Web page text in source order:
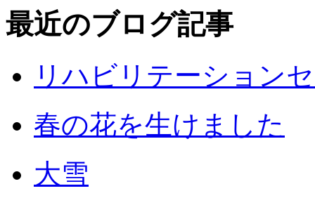
最近のブログ記事
リハビリテーション
春の花を生けました
大雪